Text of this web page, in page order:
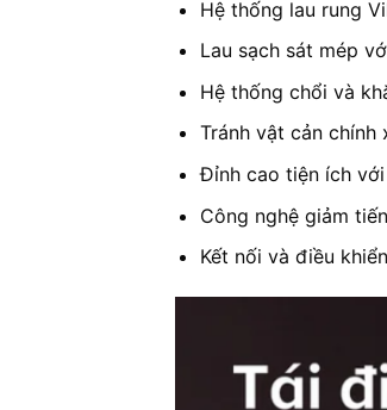
Hệ thống lau rung
Lau sạch sát mép
Hệ thống chổi và
Tránh vật cản chính
Đỉnh cao tiện ích
Công nghệ giảm
Kết nối và điều